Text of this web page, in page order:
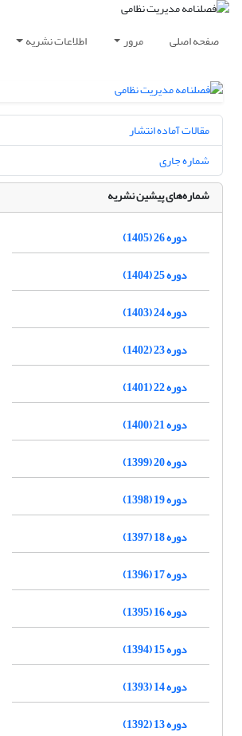
صفحه اصلی مرور اطلاعات نشریه
مقالات آماده انتشار
شماره جاری
شماره‌های پیشین نشریه
دوره 26 (1405)
دوره 25 (1404)
دوره 24 (1403)
دوره 23 (1402)
دوره 22 (1401)
دوره 21 (1400)
دوره 20 (1399)
دوره 19 (1398)
دوره 18 (1397)
دوره 17 (1396)
دوره 16 (1395)
دوره 15 (1394)
دوره 14 (1393)
دوره 13 (1392)